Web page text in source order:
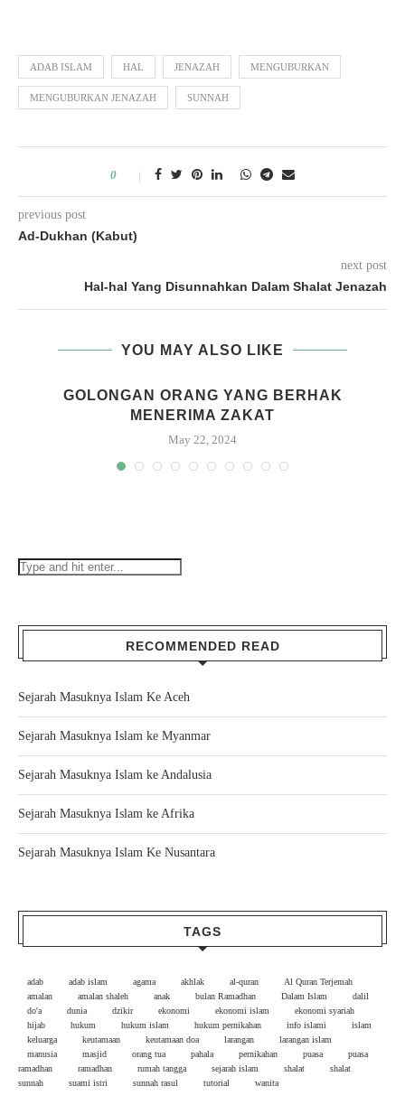
ADAB ISLAM HAL JENAZAH MENGUBURKAN
MENGUBURKAN JENAZAH SUNNAH
0
previous post
Ad-Dukhan (Kabut)
next post
Hal-hal Yang Disunnahkan Dalam Shalat Jenazah
YOU MAY ALSO LIKE
GOLONGAN ORANG YANG BERHAK
MENERIMA ZAKAT
May 22, 2024
RECOMMENDED READ
Sejarah Masuknya Islam Ke Aceh
Sejarah Masuknya Islam ke Myanmar
Sejarah Masuknya Islam ke Andalusia
Sejarah Masuknya Islam ke Afrika
Sejarah Masuknya Islam Ke Nusantara
TAGS
adab adab islam agama akhlak al-quran
Al Quran Terjemah
amalan
amalan shaleh anak bulan Ramadhan Dalam Islam
dalil
do'a
dunia dzikir ekonomi ekonomi islam
ekonomi syariah
hijab
hukum hukum islam hukum pernikahan info islami
islam
keluarga
keutamaan keutamaan doa larangan
larangan islam
manusia
masjid orang tua pahala pernikahan puasa
puasa
ramadhan
ramadhan rumah tangga sejarah islam shalat
shalat
sunnah
suami istri sunnah rasul tutorial wanita